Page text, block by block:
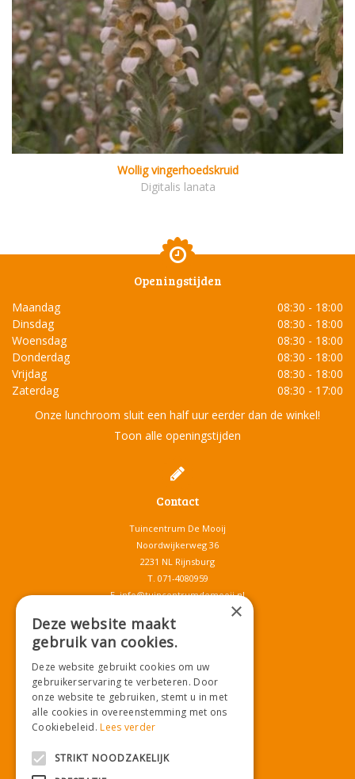
Wollig vingerhoedskruid
Digitalis lanata
Openingstijden
Maandag
08:30 - 18:00
Dinsdag
08:30 - 18:00
Woensdag
08:30 - 18:00
Donderdag
08:30 - 18:00
Vrijdag
08:30 - 18:00
Zaterdag
08:30 - 17:00
Onze lunchroom sluit een half uur eerder dan de winkel!
Toon alle openingstijden
Contact
Tuincentrum De Mooij
Noordwijkerweg 36
2231 NL Rijnsburg
T. 071-4080959
E.info@tuincentrumdemooij.nl
Download onze App!
×
Deze website maakt
gebruik van cookies.
Deze website gebruikt cookies om uw
gebruikerservaring te verbeteren. Door
onze website te gebruiken, stemt u in met
alle cookies in overeenstemming met ons
Cookiebeleid.Lees verder
STRIKT NOODZAKELIJK